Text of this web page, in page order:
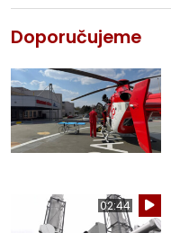
Doporučujeme
02:44